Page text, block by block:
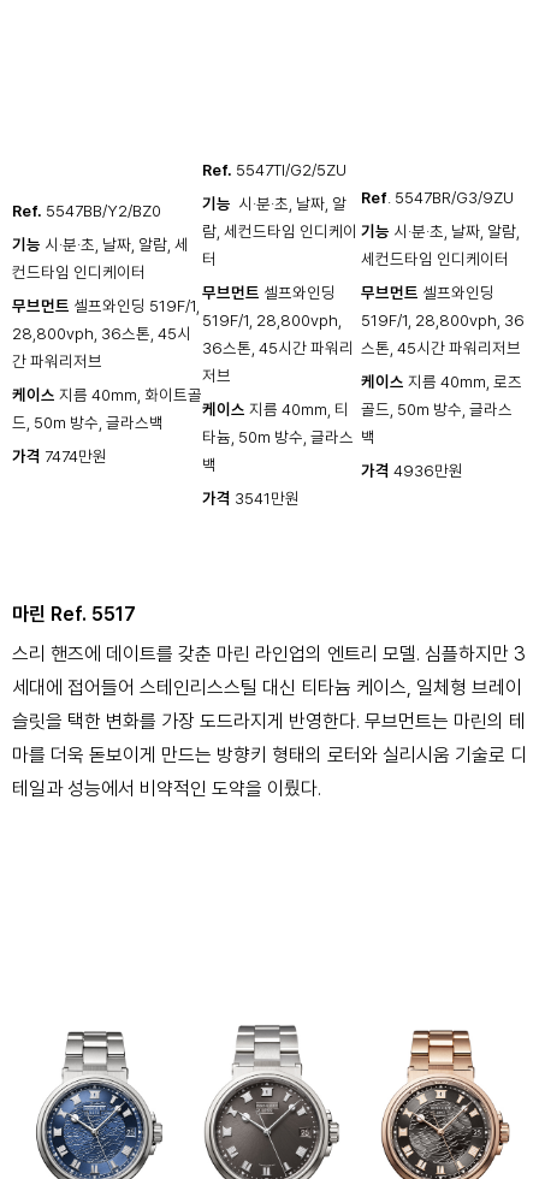
Ref. 5547BB/Y2/BZ0
기능 시·분·초, 날짜, 알람, 세
컨드타임 인디케이터
무브먼트 셀프와인딩 519F/1,
28,800vph, 36스톤, 45시
간 파워리저브
케이스 지름 40mm, 화이트골
드, 50m 방수, 글라스백
가격 7474만원
Ref. 5547TI/G2/5ZU
기능 ​ 시·분·초, 날짜, 알
람, 세컨드타임 인디케이
터
무브먼트 셀프와인딩
519F/1, 28,800vph,
36스톤, 45시간 파워리
저브
케이스 지름 40mm, 티
타늄, 50m 방수, 글라스
백
가격 3541만원
Ref. 5547BR/G3/9ZU
기능 시·분·초, 날짜, 알람,
세컨드타임 인디케이터
무브먼트 셀프와인딩
519F/1, 28,800vph, 36
스톤, 45시간 파워리저브
케이스 지름 40mm, 로즈
골드, 50m 방수, 글라스
백
가격 4936만원
마린 Ref. 5517
스리 핸즈에 데이트를 갖춘 마린 라인업의 엔트리 모델. 심플하지만 3
세대에 접어들어 스테인리스스틸 대신 티타늄 케이스, 일체형 브레이
슬릿을 택한 변화를 가장 도드라지게 반영한다. 무브먼트는 마린의 테
마를 더욱 돋보이게 만드는 방향키 형태의 로터와 실리시움 기술로 디
테일과 성능에서 비약적인 도약을 이뤘다.